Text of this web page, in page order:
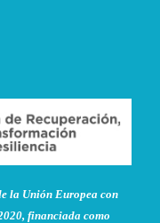
la Unión Europea con
financiada como